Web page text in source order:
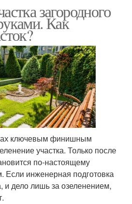
загородного
Как
ключевым финишным
участка. Только после
по-настоящему
Если инженерная подготовка
и дело лишь за озеленением,